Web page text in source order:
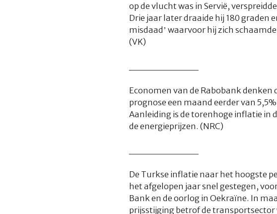
op de vlucht was in Servië,
Drie jaar later draaide hij 180 graden
misdaad’ waarvoor hij zich
(VK)
Economen van de Rabobank
prognose een maand eerder van
Aanleiding is de torenhoge inflatie in
de energieprijzen. (NRC)
De Turkse inflatie naar het hoogste
het afgelopen jaar snel gestegen,
Bank en de oorlog in Oekraïne. In
prijsstijging betrof de transportsector